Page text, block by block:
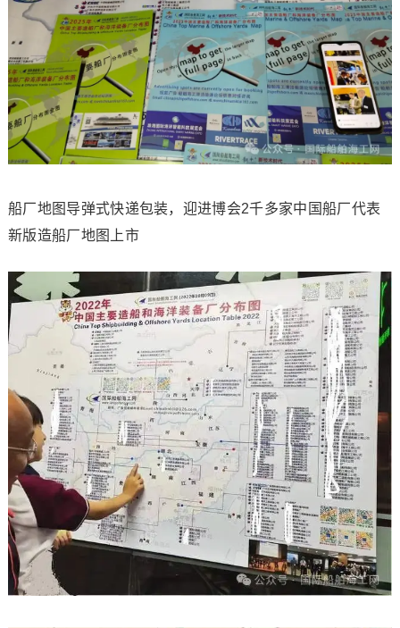
船厂地图导弹式快递包装，迎进博会2千多家中国船厂代表
新版造船厂地图上市